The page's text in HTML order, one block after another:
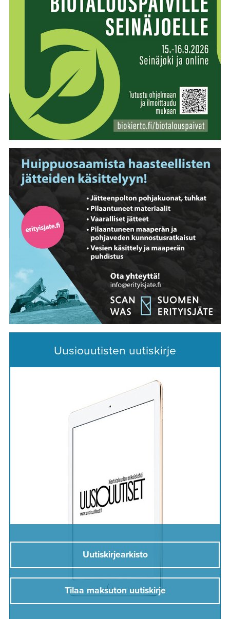
Uusiouutisten uutiskirje
Uutiskirjearkisto
Tilaa maksuton uutiskirje